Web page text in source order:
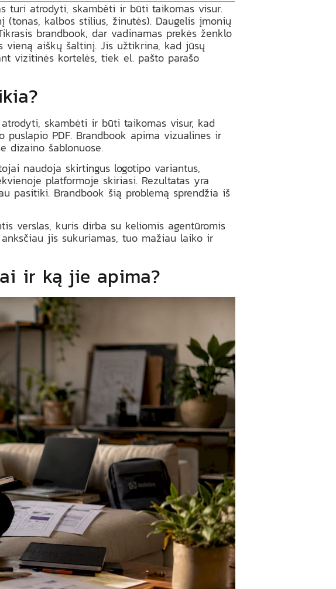
turi atrodyti, skambėti ir būti taikomas visur.
kalbos stilius, žinutės). Daugelis įmonių
brandbook, dar vadinamas prekės ženklo
aiškų šaltinį. Jis užtikrina, kad jūsų
vizitinės kortelės, tiek el. pašto parašo
skambėti ir būti taikomas visur, kad
PDF. Brandbook apima vizualines ir
dizaino šablonuose.
naudoja skirtingus logotipo variantus,
platformoje skiriasi. Rezultatas yra
pasitiki. Brandbook šią problemą sprendžia iš
verslas, kuris dirba su keliomis agentūromis
jis sukuriamas, tuo mažiau laiko ir
ir ką jie apima?